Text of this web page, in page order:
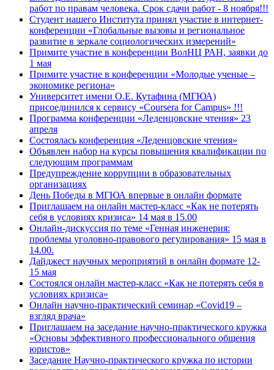
работ по правам человека. Срок сдачи работ - 8 ноября!!!
Студент нашего Института принял участие в интернет-
конференции «Глобальные вызовы и региональное
развитие в зеркале социологических измерений»
Примите участие в конференции ВолНЦ РАН, заявки до
1 мая
Примите участие в конференции «Молодые ученые –
экономике региона»
Университет имени О.Е. Кутафина (МГЮА)
присоединился к сервису «Coursera for Campus» !!!
Программа конференции «Леденцовские чтения» 23
апреля
Состоялась конференция «Леденцовские чтения»
Объявлен набор на курсы повышения квалификации по
следующим программам
Предупреждение коррупции в образовательных
организациях
День Победы в МГЮА впервые в онлайн формате
Приглашаем на онлайн мастер-класс «Как не потерять
себя в условиях кризиса» 14 мая в 15.00
Онлайн-дискуссия по теме «Генная инженерия:
проблемы уголовно-правового регулирования» 15 мая в
14.00.
Дайджест научных мероприятий в онлайн формате 12-
15 мая
Состоялся онлайн мастер-класс «Как не потерять себя в
условиях кризиса»
Онлайн научно-практический семинар «Covid19 –
взгляд врача»
Приглашаем на заседание научно-практического кружка
«Основы эффективного профессионального общения
юристов»
Заседание Научно-практического кружка по истории